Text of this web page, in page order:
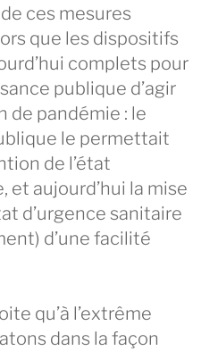
ces mesures
que les dispositifs
complets pour
publique d’agir
de pandémie : le
le permettait
de l’état
et aujourd’hui la mise
d’urgence sanitaire
d’une facilité
qu’à l’extrême
dans la façon